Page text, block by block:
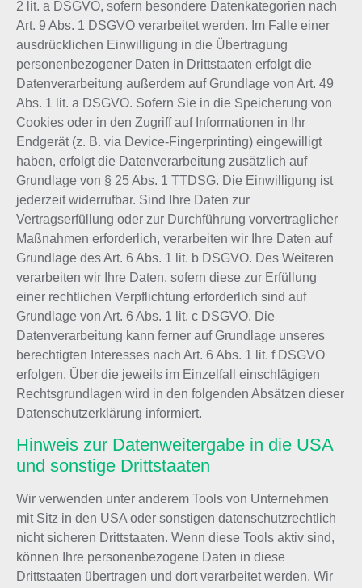
2 lit. a DSGVO, sofern besondere Datenkategorien nach
Art. 9 Abs. 1 DSGVO verarbeitet werden. Im Falle einer
ausdrücklichen Einwilligung in die Übertragung
personenbezogener Daten in Drittstaaten erfolgt die
Datenverarbeitung außerdem auf Grundlage von Art. 49
Abs. 1 lit. a DSGVO. Sofern Sie in die Speicherung von
Cookies oder in den Zugriff auf Informationen in Ihr
Endgerät (z. B. via Device-Fingerprinting) eingewilligt
haben, erfolgt die Datenverarbeitung zusätzlich auf
Grundlage von § 25 Abs. 1 TTDSG. Die Einwilligung ist
jederzeit widerrufbar. Sind Ihre Daten zur
Vertragserfüllung oder zur Durchführung vorvertraglicher
Maßnahmen erforderlich, verarbeiten wir Ihre Daten auf
Grundlage des Art. 6 Abs. 1 lit. b DSGVO. Des Weiteren
verarbeiten wir Ihre Daten, sofern diese zur Erfüllung
einer rechtlichen Verpflichtung erforderlich sind auf
Grundlage von Art. 6 Abs. 1 lit. c DSGVO. Die
Datenverarbeitung kann ferner auf Grundlage unseres
berechtigten Interesses nach Art. 6 Abs. 1 lit. f DSGVO
erfolgen. Über die jeweils im Einzelfall einschlägigen
Rechtsgrundlagen wird in den folgenden Absätzen dieser
Datenschutzerklärung informiert.
Hinweis zur Datenweitergabe in die USA
und sonstige Drittstaaten
Wir verwenden unter anderem Tools von Unternehmen
mit Sitz in den USA oder sonstigen datenschutzrechtlich
nicht sicheren Drittstaaten. Wenn diese Tools aktiv sind,
können Ihre personenbezogene Daten in diese
Drittstaaten übertragen und dort verarbeitet werden. Wir